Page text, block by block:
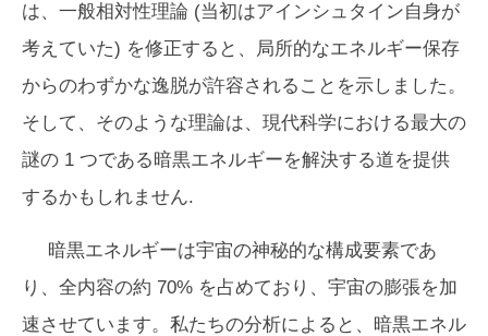
は、一般相対性理論 (当初はアインシュタイン自身が
考えていた) を修正すると、局所的なエネルギー保存
からのわずかな逸脱が許容されることを示しました。
そして、そのような理論は、現代科学における最大の
謎の 1 つである暗黒エネルギーを解決する道を提供
するかもしれません.
暗黒エネルギーは宇宙の神秘的な構成要素であ
り、全内容の約 70% を占めており、宇宙の膨張を加
速させています。私たちの分析によると、暗黒エネル